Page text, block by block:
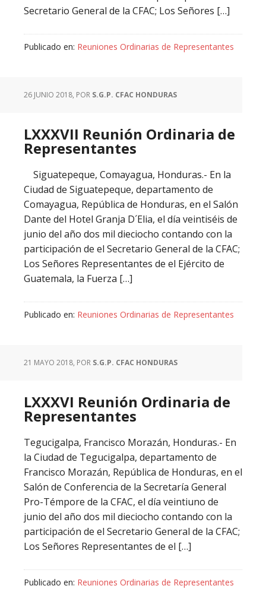
Secretario General de la CFAC; Los Señores […]
Publicado en: Reuniones Ordinarias de Representantes
26 JUNIO 2018, POR S.G.P. CFAC HONDURAS
LXXXVII Reunión Ordinaria de
Representantes
Siguatepeque, Comayagua, Honduras.- En la
Ciudad de Siguatepeque, departamento de
Comayagua, República de Honduras, en el Salón
Dante del Hotel Granja D´Elia, el día veintiséis de
junio del año dos mil dieciocho contando con la
participación de el Secretario General de la CFAC;
Los Señores Representantes de el Ejército de
Guatemala, la Fuerza […]
Publicado en: Reuniones Ordinarias de Representantes
21 MAYO 2018, POR S.G.P. CFAC HONDURAS
LXXXVI Reunión Ordinaria de
Representantes
Tegucigalpa, Francisco Morazán, Honduras.- En
la Ciudad de Tegucigalpa, departamento de
Francisco Morazán, República de Honduras, en el
Salón de Conferencia de la Secretaría General
Pro-Témpore de la CFAC, el día veintiuno de
junio del año dos mil dieciocho contando con la
participación de el Secretario General de la CFAC;
Los Señores Representantes de el […]
Publicado en: Reuniones Ordinarias de Representantes